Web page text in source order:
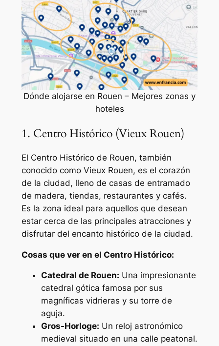
Dónde alojarse en Rouen – Mejores zonas y
hoteles
1. Centro Histórico (Vieux Rouen)
El Centro Histórico de Rouen, también
conocido como Vieux Rouen, es el corazón
de la ciudad, lleno de casas de entramado
de madera, tiendas, restaurantes y cafés.
Es la zona ideal para aquellos que desean
estar cerca de las principales atracciones y
disfrutar del encanto histórico de la ciudad.
Cosas que ver en el Centro Histórico:
Catedral de Rouen: Una impresionante
catedral gótica famosa por sus
magníficas vidrieras y su torre de
aguja.
Gros-Horloge: Un reloj astronómico
medieval situado en una calle peatonal.